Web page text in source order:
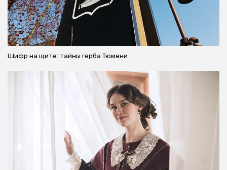
Шифр на щите: тайны герба Тюмени